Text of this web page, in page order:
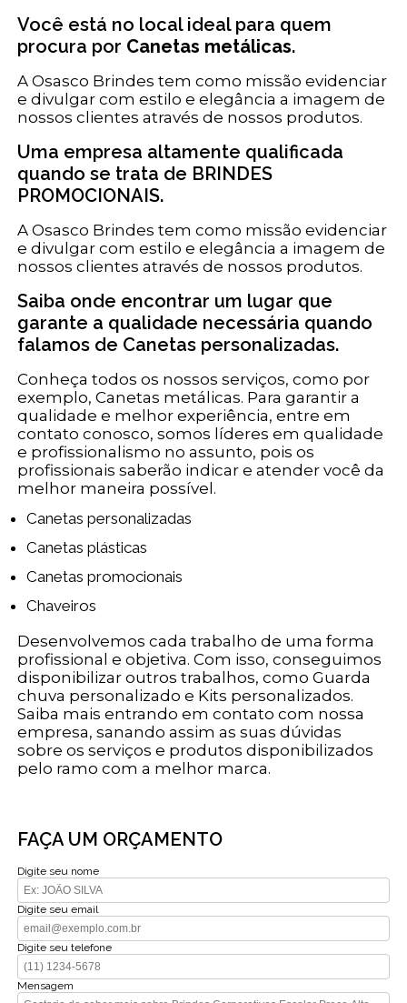
Você está no local ideal para quem
procura por Canetas metálicas.
A Osasco Brindes tem como missão evidenciar
e divulgar com estilo e elegância a imagem de
nossos clientes através de nossos produtos.
Uma empresa altamente qualificada
quando se trata de BRINDES
PROMOCIONAIS.
A Osasco Brindes tem como missão evidenciar
e divulgar com estilo e elegância a imagem de
nossos clientes através de nossos produtos.
Saiba onde encontrar um lugar que
garante a qualidade necessária quando
falamos de Canetas personalizadas.
Conheça todos os nossos serviços, como por
exemplo, Canetas metálicas. Para garantir a
qualidade e melhor experiência, entre em
contato conosco, somos líderes em qualidade
e profissionalismo no assunto, pois os
profissionais saberão indicar e atender você da
melhor maneira possível.
Canetas personalizadas
Canetas plásticas
Canetas promocionais
Chaveiros
Desenvolvemos cada trabalho de uma forma
profissional e objetiva. Com isso, conseguimos
disponibilizar outros trabalhos, como Guarda
chuva personalizado e Kits personalizados.
Saiba mais entrando em contato com nossa
empresa, sanando assim as suas dúvidas
sobre os serviços e produtos disponibilizados
pelo ramo com a melhor marca.
FAÇA UM ORÇAMENTO
Digite seu nome
Digite seu email
Digite seu telefone
Mensagem